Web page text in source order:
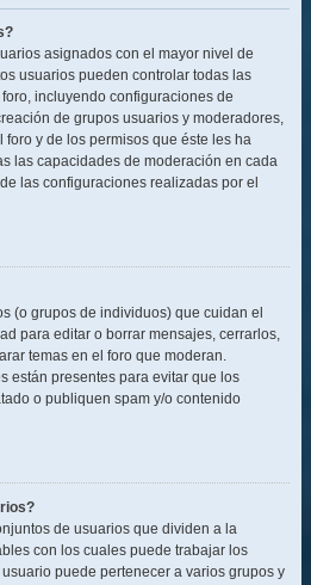
asignados con el mayor nivel de
usuarios pueden controlar todas las
incluyendo configuraciones de
de grupos usuarios y moderadores,
y de los permisos que éste les ha
las capacidades de moderación en cada
las configuraciones realizadas por el
(o grupos de individuos) que cuidan el
para editar o borrar mensajes, cerrarlos,
temas en el foro que moderan.
están presentes para evitar que los
o publiquen spam y/o contenido
de usuarios que dividen a la
con los cuales puede trabajar los
puede pertenecer a varios grupos y